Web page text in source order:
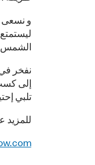
و نسعى
الشمس
نفخر في
إلى
تلبي
للمزيد